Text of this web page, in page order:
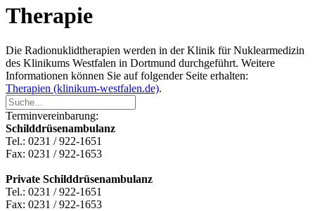
Therapie
Die Radionuklidtherapien werden in der Klinik für Nuklearmedizin
des Klinikums Westfalen in Dortmund durchgeführt. Weitere
Informationen können Sie auf folgender Seite erhalten:
Therapien (klinikum-westfalen.de).
Terminvereinbarung:
Schilddrüsenambulanz
Tel.: 0231 / 922-1651
Fax: 0231 / 922-1653
Private Schilddrüsenambulanz
Tel.: 0231 / 922-1651
Fax: 0231 / 922-1653